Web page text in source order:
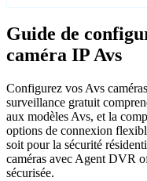
Guide de
caméra IP Avs
Configurez vos Avs
surveillance gratuit
aux modèles Avs, et la
options de connexion
soit pour la sécurité
caméras avec Agent DVR
sécurisée.